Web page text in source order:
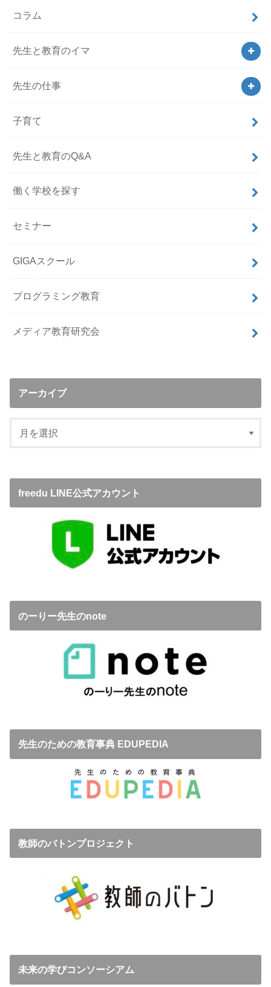
コラム
先生と教育のイマ
先生の仕事
子育て
先生と教育のQ&A
働く学校を探す
セミナー
GIGAスクール
プログラミング教育
メディア教育研究会
アーカイブ
freedu LINE公式アカウント
のーりー先生のnote
先生のための教育事典 EDUPEDIA
教師のバトンプロジェクト
未来の学びコンソーシアム